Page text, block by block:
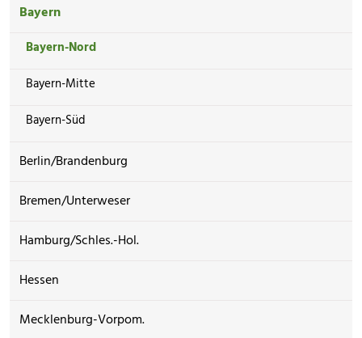
Bayern
Bayern-Nord
Bayern-Mitte
Bayern-Süd
Berlin/Brandenburg
Bremen/Unterweser
Hamburg/Schles.-Hol.
Hessen
Mecklenburg-Vorpom.